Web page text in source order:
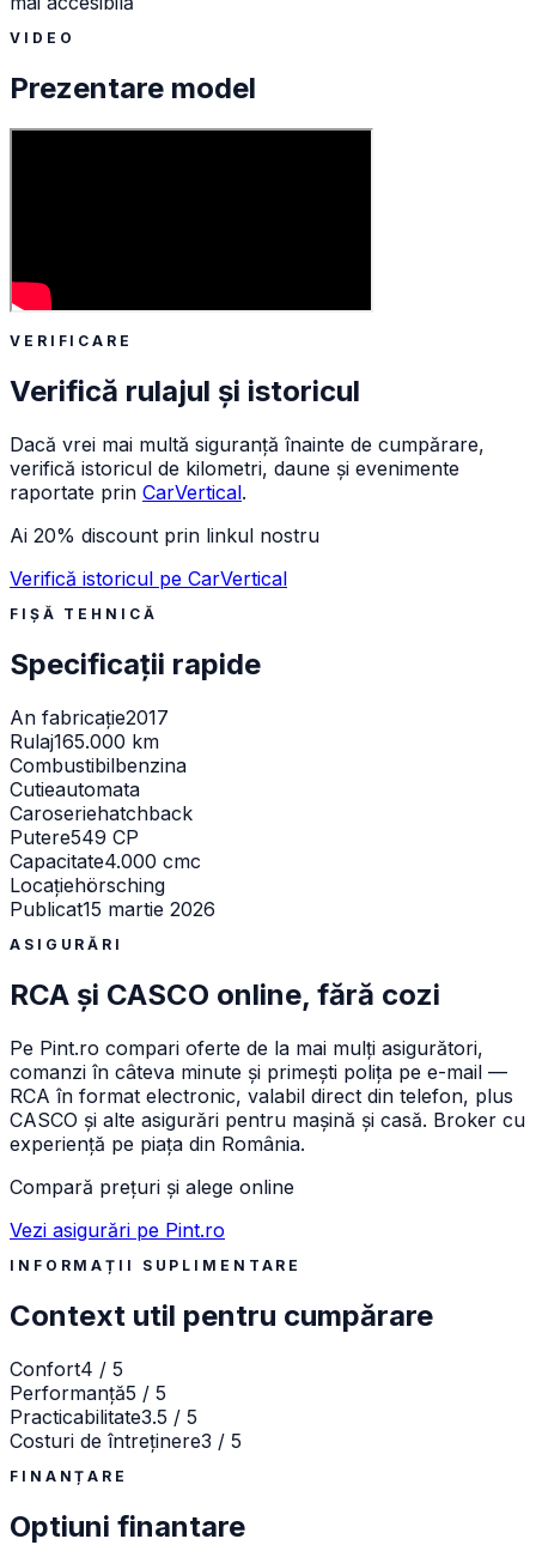
VIDEO
Prezentare model
VERIFICARE
Verifică rulajul și istoricul
Dacă vrei mai multă siguranță înainte de cumpărare,
verifică istoricul de kilometri, daune și evenimente
raportate prin CarVertical.
Ai 20% discount prin linkul nostru
Verifică istoricul pe CarVertical
FIȘĂ TEHNICĂ
Specificații rapide
An fabricație2017
Rulaj165.000 km
Combustibilbenzina
Cutieautomata
Caroseriehatchback
Putere549 CP
Capacitate4.000 cmc
Locațiehörsching
Publicat15 martie 2026
ASIGURĂRI
RCA și CASCO online, fără cozi
Pe Pint.ro compari oferte de la mai mulți asigurători,
comanzi în câteva minute și primești polița pe e-mail —
RCA în format electronic, valabil direct din telefon, plus
CASCO și alte asigurări pentru mașină și casă. Broker cu
experiență pe piața din România.
Compară prețuri și alege online
Vezi asigurări pe Pint.ro
INFORMAȚII SUPLIMENTARE
Context util pentru cumpărare
Confort4 / 5
Performanță5 / 5
Practicabilitate3.5 / 5
Costuri de întreținere3 / 5
FINANȚARE
Optiuni finantare